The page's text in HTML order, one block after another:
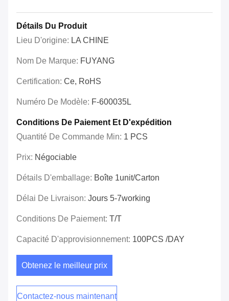
Détails Du Produit
Lieu D'origine: LA CHINE
Nom De Marque: FUYANG
Certification: Ce, RoHS
Numéro De Modèle: F-600035L
Conditions De Paiement Et D'expédition
Quantité De Commande Min: 1 PCS
Prix: Négociable
Détails D'emballage: Boîte 1unit/carton
Délai De Livraison: Jours 5-7working
Conditions De Paiement: T/T
Capacité D'approvisionnement: 100PCS /DAY
Obtenez le meilleur prix
Contactez-nous maintenant